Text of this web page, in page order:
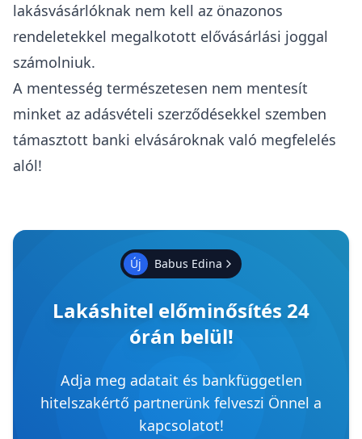
lakásvásárlóknak nem kell az önazonos
rendeletekkel megalkotott elővásárlási joggal
számolniuk.
A mentesség természetesen nem mentesít
minket az adásvételi szerződésekkel szemben
támasztott banki elvásároknak való megfelelés
alól!
Új Babus Edina
Lakáshitel előminősítés 24
órán belül!
Adja meg adatait és bankfüggetlen
hitelszakértő partnerünk felveszi Önnel a
kapcsolatot!